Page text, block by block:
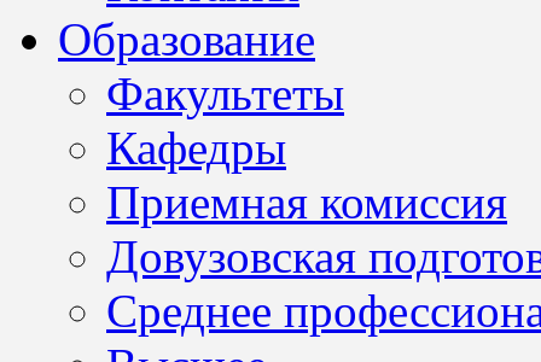
Образование
Факультеты
Кафедры
Приемная комиссия
Довузовская
Среднее